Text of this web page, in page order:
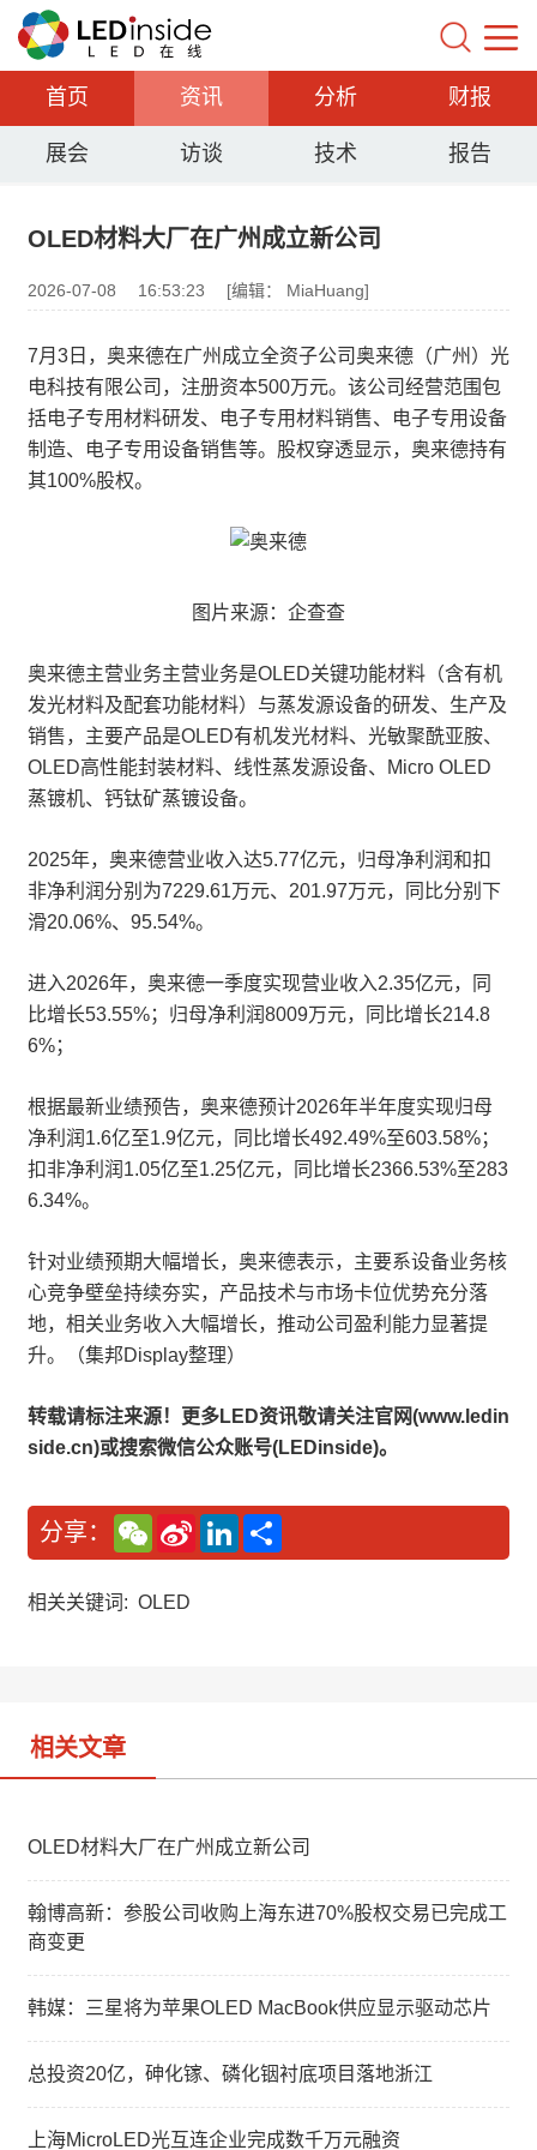
首页 资讯 分析 财报
展会 访谈 技术 报告
OLED材料大厂在广州成立新公司
2026-07-08 16:53:23 [编辑： MiaHuang]
7月3日，奥来德在广州成立全资子公司奥来德（广州）光
电科技有限公司，注册资本500万元。该公司经营范围包
括电子专用材料研发、电子专用材料销售、电子专用设备
制造、电子专用设备销售等。股权穿透显示，奥来德持有
其100%股权。
图片来源：企查查
奥来德主营业务主营业务是OLED关键功能材料（含有机
发光材料及配套功能材料）与蒸发源设备的研发、生产及
销售，主要产品是OLED有机发光材料、光敏聚酰亚胺、
OLED高性能封装材料、线性蒸发源设备、Micro OLED
蒸镀机、钙钛矿蒸镀设备。
2025年，奥来德营业收入达5.77亿元，归母净利润和扣
非净利润分别为7229.61万元、201.97万元，同比分别下
滑20.06%、95.54%。
进入2026年，奥来德一季度实现营业收入2.35亿元，同
比增长53.55%；归母净利润8009万元，同比增长214.8
6%；
根据最新业绩预告，奥来德预计2026年半年度实现归母
净利润1.6亿至1.9亿元，同比增长492.49%至603.58%；
扣非净利润1.05亿至1.25亿元，同比增长2366.53%至283
6.34%。
针对业绩预期大幅增长，奥来德表示，主要系设备业务核
心竞争壁垒持续夯实，产品技术与市场卡位优势充分落
地，相关业务收入大幅增长，推动公司盈利能力显著提
升。（集邦Display整理）
转载请标注来源！更多LED资讯敬请关注官网(www.ledin
side.cn)或搜索微信公众账号(LEDinside)。
分享：
W
e
C
a
S
n
L
n
相关关键词: OLED
相关文章
OLED材料大厂在广州成立新公司
翰博高新：参股公司收购上海东进70%股权交易已完成工
商变更
韩媒：三星将为苹果OLED MacBook供应显示驱动芯片
总投资20亿，砷化镓、磷化铟衬底项目落地浙江
上海MicroLED光互连企业完成数千万元融资